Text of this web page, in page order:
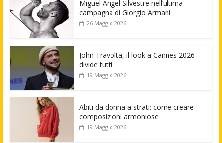
Miguel Angel Silvestre nell’ultima
campagna di Giorgio Armani
26 Maggio 2026
John Travolta, il look a Cannes 2026
divide tutti
19 Maggio 2026
Abiti da donna a strati: come creare
composizioni armoniose
19 Maggio 2026